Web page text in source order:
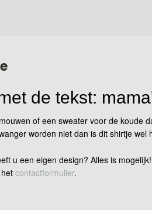
de tekst:
of een sweater voor de koude
worden niet dan is dit shirtje wel
u een eigen design? Alles is mogelijk!
contactformulier.